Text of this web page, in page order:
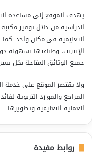
يهدف الموقع إلى مساعدة
الدراسية من خلال توفير
التعليمية في مكان واحد. كما
الإنترنت، وطباعتها بسهولة
جميع الوثائق المتاحة بكل
ولا يقتصر الموقع على خدمة
المراجع والموارد التربوية
العملية التعليمية وتطويرها.
روابط مفيدة